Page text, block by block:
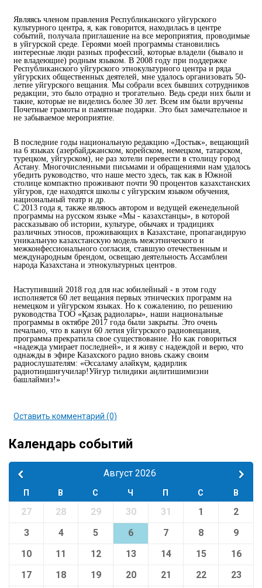
Являясь членом правления Республиканского уйгурского
культурного центра, я, как говорится, находилась в центре
событий, получала приглашение на все мероприятия, проводимые
в уйгурской среде. Героями моей программы становились
интересные люди разных профессий, которые владели (бывало и
не владеющие) родным языком. В 2008 году при поддержке
Республиканского уйгурского этнокультурного центра и ряда
уйгурских общественных деятелей, мне удалось организовать 50-
летие уйгурского вещания. Мы собрали всех бывших сотрудников
редакции, это было отрадно и трогательно. Ведь среди них были и
такие, которые не виделись более 30 лет. Всем им были вручены
Почетные грамоты и памятные подарки. Это был замечательное и
не забываемое мероприятие.
В последние годы национальную редакцию «Достык», вещающий
на 6 языках (азербайджанском, корейском, немецком, татарском,
турецком, уйгурском), не раз хотели перевести в столицу город
Астану. Многочисленными письмами и обращениями нам удалось
убедить руководство, что наше место здесь, так как в Южной
столице компактно проживают почти 90 процентов казахстанских
уйгуров, где находятся школы с уйгурским языком обучения,
национальный театр и др.
С 2013 года я, также являюсь автором и ведущей еженедельной
программы на русском языке «Мы - казахстанцы», в которой
рассказываю об истории, культуре, обычаях и традициях
различных этносов, проживающих в Казахстане, пропагандирую
уникальную казахстанскую модель межэтнического и
межконфессионального согласия, ставшую отечественным и
международным брендом, освещаю деятельность Ассамблеи
народа Казахстана и этнокультурных центров.
Наступивший 2018 год для нас юбилейный - в этом году
исполняется 60 лет вещания первых этнических программ на
немецком и уйгурском языках. Но к сожалению, по решению
руководства ТОО «Қазақ радиолары», наши национальные
программы в октябре 2017 года были закрыты. Это очень
печально, что в канун 60 летия уйгурского радиовещания,
программа прекратила свое существование. Но как говориться
«надежда умирает последней», и я живу с надеждой и верю, что
однажды в эфире Казахского радио вновь скажу своим
радиослушателям: «Әссаламу аләйкүм, қәдирлик
радиотиңшиғучилар!Уйғур тилидики аңлитишимизни
башлаймиз!»
Оставить комментарий (0)
Календарь событий
Август 2026
П В С Ч П С В
27 28 29 30 31 1
2
3
4 5 6 7 8
9
10
11 12 13 14 15
16
17
18 19 20 21 22 23